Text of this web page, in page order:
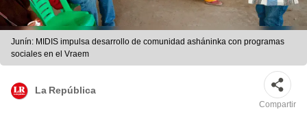
Junín: MIDIS impulsa desarrollo de comunidad asháninka con programas
sociales en el Vraem
La República
Compartir